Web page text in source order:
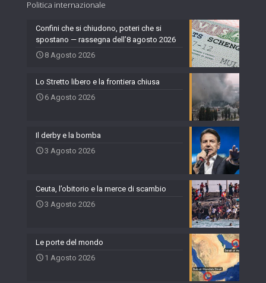
Politica internazionale
Confini che si chiudono, poteri che si
spostano — rassegna dell’8 agosto 2026
8 Agosto 2026
Lo Stretto libero e la frontiera chiusa
6 Agosto 2026
Il derby e la bomba
3 Agosto 2026
Ceuta, l’obitorio e la merce di scambio
3 Agosto 2026
Le porte del mondo
1 Agosto 2026